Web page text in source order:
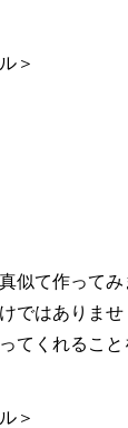
＞
似て作ってみ
ではありませ
てくれること
＞